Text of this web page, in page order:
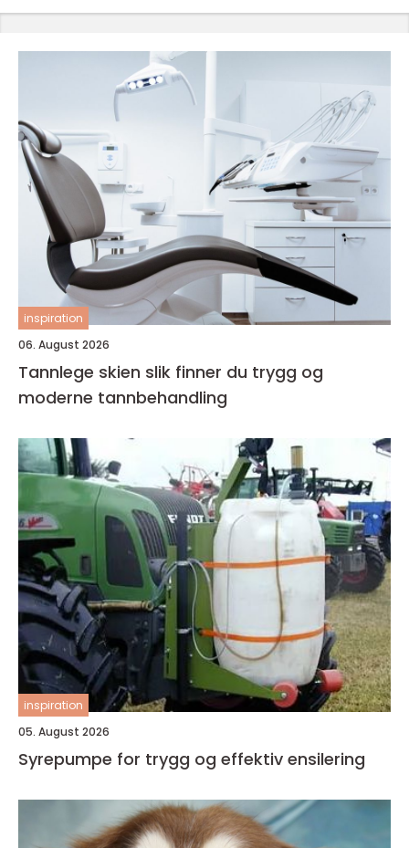
inspiration
06. August 2026
Tannlege skien slik finner du trygg og
moderne tannbehandling
inspiration
05. August 2026
Syrepumpe for trygg og effektiv ensilering